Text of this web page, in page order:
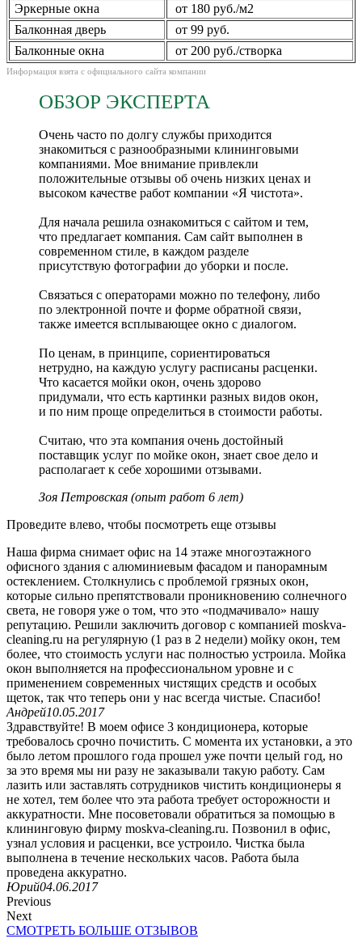
Эркерные окна
от 180 руб./м2
Балконная дверь
от 99 руб.
Балконные окна
от 200 руб./створка
Информация взята с официального сайта компании
ОБЗОР ЭКСПЕРТА
Очень часто по долгу службы приходится
знакомиться с разнообразными клининговыми
компаниями. Мое внимание привлекли
положительные отзывы об очень низких ценах и
высоком качестве работ компании «Я чистота».
Для начала решила ознакомиться с сайтом и тем,
что предлагает компания. Сам сайт выполнен в
современном стиле, в каждом разделе
присутствую фотографии до уборки и после.
Связаться с операторами можно по телефону, либо
по электронной почте и форме обратной связи,
также имеется всплывающее окно с диалогом.
По ценам, в принципе, сориентироваться
нетрудно, на каждую услугу расписаны расценки.
Что касается мойки окон, очень здорово
придумали, что есть картинки разных видов окон,
и по ним проще определиться в стоимости работы.
Считаю, что эта компания очень достойный
поставщик услуг по мойке окон, знает свое дело и
располагает к себе хорошими отзывами.
Зоя Петровская (опыт работ 6 лет)
Проведите влево, чтобы посмотреть еще отзывы
Наша фирма снимает офис на 14 этаже многоэтажного
офисного здания с алюминиевым фасадом и панорамным
остеклением. Столкнулись с проблемой грязных окон,
которые сильно препятствовали проникновению солнечного
света, не говоря уже о том, что это «подмачивало» нашу
репутацию. Решили заключить договор с компанией moskva-
cleaning.ru на регулярную (1 раз в 2 недели) мойку окон, тем
более, что стоимость услуги нас полностью устроила. Мойка
окон выполняется на профессиональном уровне и с
применением современных чистящих средств и особых
щеток, так что теперь они у нас всегда чистые. Спасибо!
Андрей10.05.2017
Здравствуйте! В моем офисе 3 кондиционера, которые
требовалось срочно почистить. С момента их установки, а это
было летом прошлого года прошел уже почти целый год, но
за это время мы ни разу не заказывали такую работу. Сам
лазить или заставлять сотрудников чистить кондиционеры я
не хотел, тем более что эта работа требует осторожности и
аккуратности. Мне посоветовали обратиться за помощью в
клининговую фирму moskva-cleaning.ru. Позвонил в офис,
узнал условия и расценки, все устроило. Чистка была
выполнена в течение нескольких часов. Работа была
проведена аккуратно.
Юрий04.06.2017
Previous
Next
СМОТРЕТЬ БОЛЬШЕ ОТЗЫВОВ